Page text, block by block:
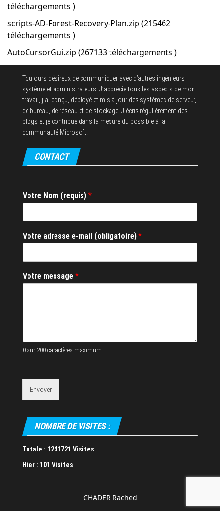
téléchargements )
scripts-AD-Forest-Recovery-Plan.zip (215462
téléchargements )
AutoCursorGui.zip (267133 téléchargements )
Toujours désireux de communiquer avec d’autres ingénieurs
système et administrateurs. J’apprécie tous les aspects de mon
travail, j’ai conçu, déployé et mis à jour des systèmes de serveur,
de bureau, de réseau et de stockage. J’écris régulièrement des
blogs et je contribue dans la mesure du possible à la
communauté Microsoft.
CONTACT
Votre Nom (requis) *
*
e
m
i
Votre adresse e-mail (obligatoire) *
Votre message *
0 sur 200 caractères maximum.
Envoyer
NOMBRE DE VISITES :
Totale : 1241721 Visites
Hier : 101 Visites
CHADER Rached